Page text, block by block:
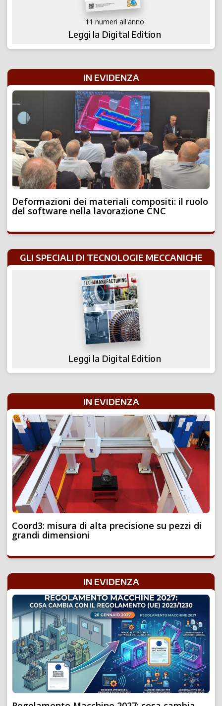
11 numeri all'anno
Leggi la Digital Edition
IN EVIDENZA
Deformazioni dei materiali compositi: il ruolo
del software nella lavorazione CNC
GLI SPECIALI DI TECNOLOGIE MECCANICHE
Leggi la Digital Edition
IN EVIDENZA
Coord3: misura di alta precisione su pezzi di
grandi dimensioni
IN EVIDENZA